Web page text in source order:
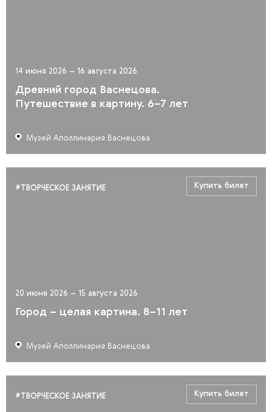
14 июня 2026 – 16 августа 2026
Древний город Васнецова.
Путешествие в картину. 6–7 лет
Музей Аполлинария Васнецова
#ТВОРЧЕСКОЕ ЗАНЯТИЕ Купить билет
20 июня 2026 – 15 августа 2026
Город – целая картина. 8–11 лет
Музей Аполлинария Васнецова
#ТВОРЧЕСКОЕ ЗАНЯТИЕ Купить билет